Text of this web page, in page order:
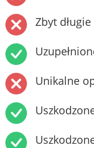
Zbyt
Unikalne